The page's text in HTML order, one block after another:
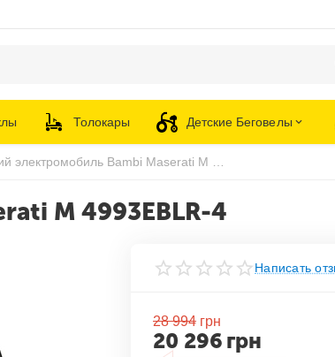
Толокары Детские Беговелы
M 4993EBLR-4
Написать
28 994 грн
20 296 грн